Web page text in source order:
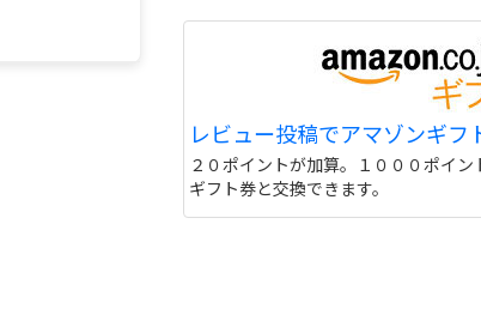
レビュー投稿でアマゾンギフ
２０ポイントが加算。１０００ポイ
ギフト券と交換できます。